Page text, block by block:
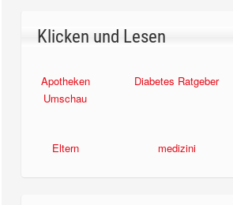
Klicken und Lesen
Apotheken
Umschau
Diabetes Ratgeber
Eltern medizini